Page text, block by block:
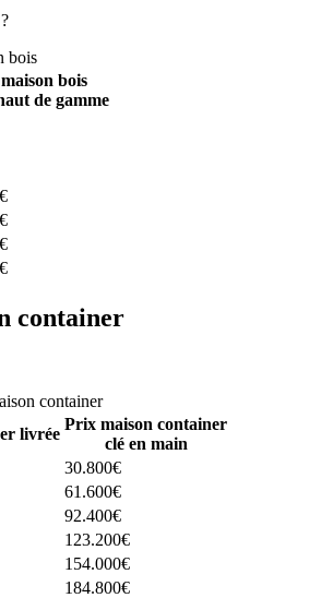
bois
bois
de gamme
container
container
livrée
Prix maison container
clé en main
30.800€
61.600€
92.400€
123.200€
154.000€
184.800€